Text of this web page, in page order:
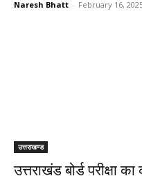
Naresh Bhatt - February 16,
उत्तराखण्ड
उत्तराखंड बोर्ड परीक्षा